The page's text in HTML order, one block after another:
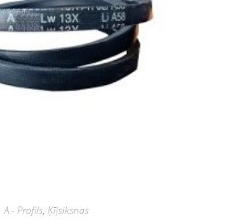
A - Profils, Ķīļsiksnas